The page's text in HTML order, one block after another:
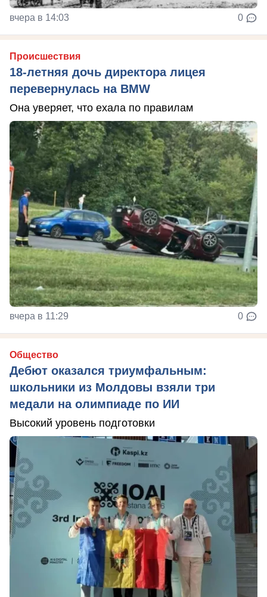
вчера в 14:03 0
Происшествия
18-летняя дочь директора лицея
перевернулась на BMW
Она уверяет, что ехала по правилам
вчера в 11:29 0
Общество
Дебют оказался триумфальным:
школьники из Молдовы взяли три
медали на олимпиаде по ИИ
Высокий уровень подготовки